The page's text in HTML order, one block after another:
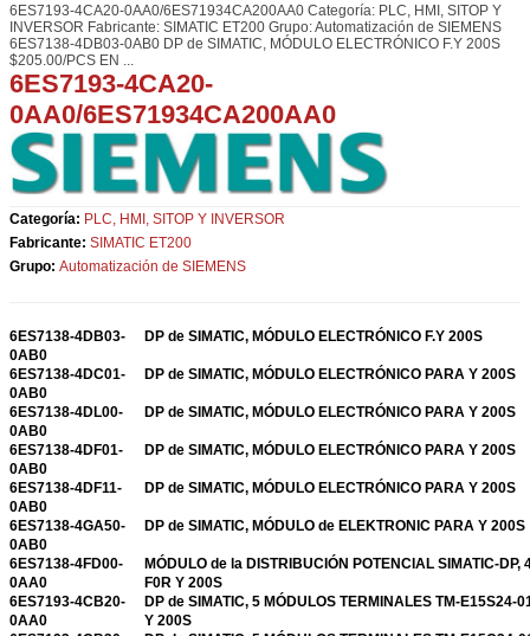
6ES7193-4CA20-0AA0/6ES71934CA200AA0 Categoría: PLC, HMI, SITOP Y
INVERSOR Fabricante: SIMATIC ET200 Grupo: Automatización de SIEMENS
6ES7138-4DB03-0AB0 DP de SIMATIC, MÓDULO ELECTRÓNICO F.Y 200S
$205.00/PCS EN ...
6ES7193-4CA20-
0AA0/6ES71934CA200AA0
Categoría: PLC, HMI, SITOP Y INVERSOR
Fabricante: SIMATIC ET200
Grupo: Automatización de SIEMENS
6ES7138-4DB03-
0AB0
DP de SIMATIC, MÓDULO ELECTRÓNICO F.Y 200S
6ES7138-4DC01-
0AB0
DP de SIMATIC, MÓDULO ELECTRÓNICO PARA Y 200S
6ES7138-4DL00-
0AB0
DP de SIMATIC, MÓDULO ELECTRÓNICO PARA Y 200S
6ES7138-4DF01-
0AB0
DP de SIMATIC, MÓDULO ELECTRÓNICO PARA Y 200S
6ES7138-4DF11-
0AB0
DP de SIMATIC, MÓDULO ELECTRÓNICO PARA Y 200S
6ES7138-4GA50-
0AB0
DP de SIMATIC, MÓDULO de ELEKTRONIC PARA Y 200S
6ES7138-4FD00-
0AA0
MÓDULO de la DISTRIBUCIÓN POTENCIAL SIMATIC-DP,
F0R Y 200S
6ES7193-4CB20-
0AA0
DP de SIMATIC, 5 MÓDULOS TERMINALES TM-E15S24-
Y 200S